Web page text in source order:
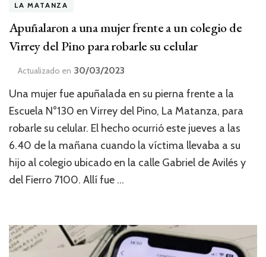
LA MATANZA
Apuñalaron a una mujer frente a un colegio de
Virrey del Pino para robarle su celular
Actualizado en 30/03/2023
Una mujer fue apuñalada en su pierna frente a la
Escuela N°130 en Virrey del Pino, La Matanza, para
robarle su celular. El hecho ocurrió este jueves a las
6.40 de la mañana cuando la víctima llevaba a su
hijo al colegio ubicado en la calle Gabriel de Avilés y
del Fierro 7100. Allí fue …